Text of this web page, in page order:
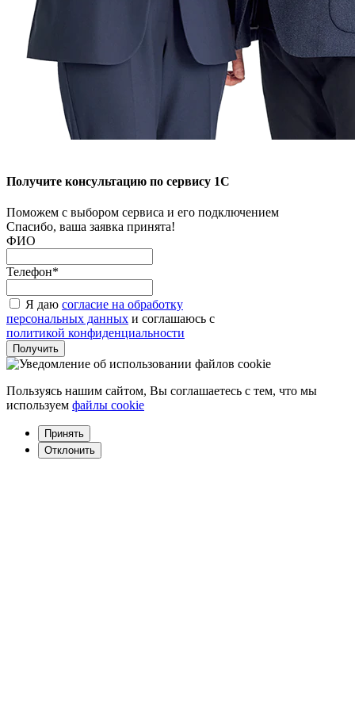
Получите консультацию по сервису 1С
Поможем с выбором сервиса и его подключением
Спасибо, ваша заявка принята!
ФИО
Телефон*
Я даю согласие на обработку
персональных данных и соглашаюсь с
политикой конфиденциальности
Пользуясь нашим сайтом, Вы соглашаетесь с тем, что мы
используем файлы cookie
Принять
Отклонить